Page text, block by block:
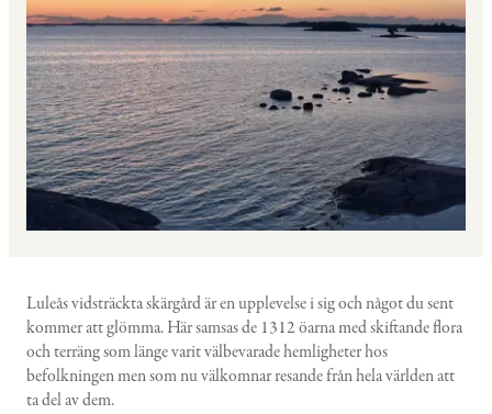
Luleås vidsträckta skärgård är en upplevelse i sig och något du sent
kommer att glömma. Här samsas de 1312 öarna med skiftande flora
och terräng som länge varit välbevarade hemligheter hos
befolkningen men som nu välkomnar resande från hela världen att
ta del av dem.